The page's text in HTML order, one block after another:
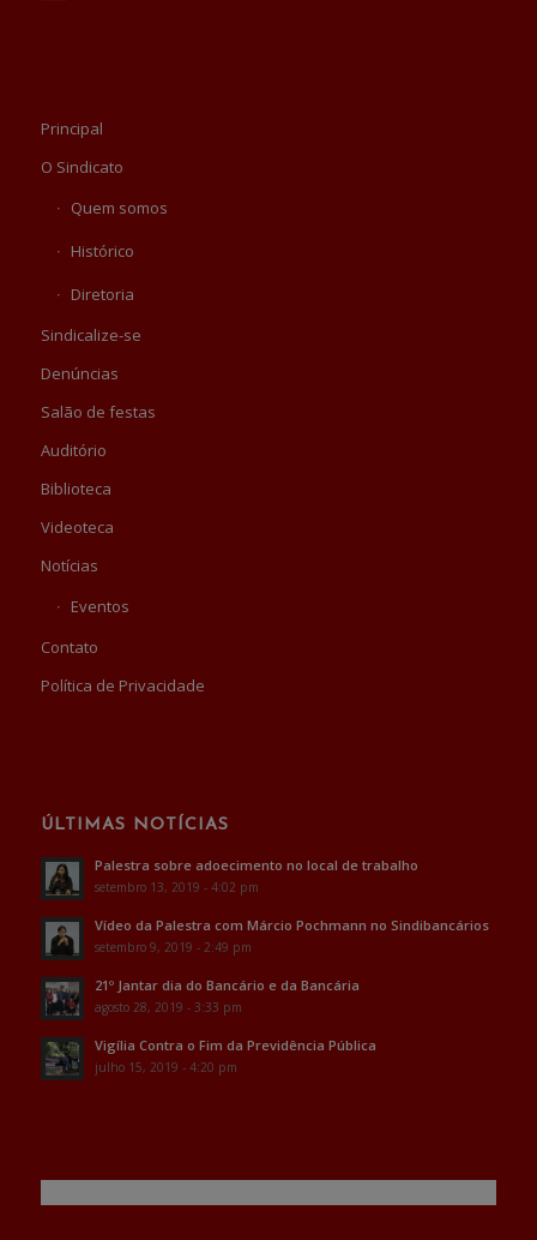
Principal
O Sindicato
Quem somos
Histórico
Diretoria
Sindicalize-se
Denúncias
Salão de festas
Auditório
Biblioteca
Videoteca
Notícias
Eventos
Contato
Política de Privacidade
ÚLTIMAS NOTÍCIAS
Palestra sobre adoecimento no local de trabalho
setembro 13, 2019 - 4:02 pm
Vídeo da Palestra com Márcio Pochmann no Sindibancários
setembro 9, 2019 - 2:49 pm
21º Jantar dia do Bancário e da Bancária
agosto 28, 2019 - 3:33 pm
Vigília Contra o Fim da Previdência Pública
julho 15, 2019 - 4:20 pm